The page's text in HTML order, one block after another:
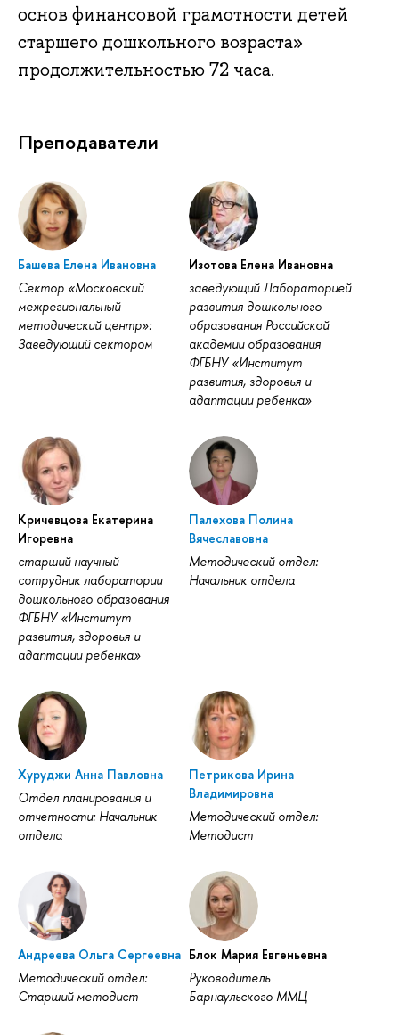
основ финансовой грамотности детей
старшего дошкольного возраста»
продолжительностью 72 часа.
Преподаватели
Башева Елена Ивановна
Сектор «Московский
межрегиональный
методический центр»:
Заведующий сектором
Изотова Елена Ивановна
заведующий Лабораторией
развития дошкольного
образования Российской
академии образования
ФГБНУ «Институт
развития, здоровья и
адаптации ребенка»
Кричевцова Екатерина
Игоревна
старший научный
сотрудник лаборатории
дошкольного образования
ФГБНУ «Институт
развития, здоровья и
адаптации ребенка»
Палехова Полина
Вячеславовна
Методический отдел:
Начальник отдела
Хуруджи Анна Павловна
Отдел планирования и
отчетности: Начальник
отдела
Петрикова Ирина
Владимировна
Методический отдел:
Методист
Андреева Ольга Сергеевна
Методический отдел:
Старший методист
Блок Мария Евгеньевна
Руководитель
Барнаульского ММЦ